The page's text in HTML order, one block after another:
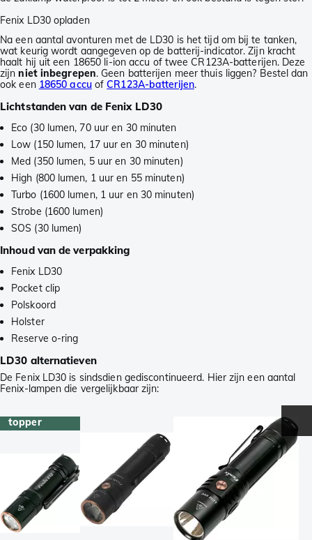
Fenix LD30 opladen
Na een aantal avonturen met de LD30 is het tijd om bij te tanken,
wat keurig wordt aangegeven op de batterij-indicator. Zijn kracht
haalt hij uit een 18650 li-ion accu of twee CR123A-batterijen. Deze
zijnniet inbegrepen. Geen batterijen meer thuis liggen? Bestel dan
ook een 18650 accuofCR123A-batterijen.
Lichtstanden van de Fenix LD30
Eco (30 lumen, 70 uur en 30 minuten
Low (150 lumen, 17 uur en 30 minuten)
Med (350 lumen, 5 uur en 30 minuten)
High (800 lumen, 1 uur en 55 minuten)
Turbo (1600 lumen, 1 uur en 30 minuten)
Strobe (1600 lumen)
SOS (30 lumen)
Inhoud van de verpakking
Fenix LD30
Pocket clip
Polskoord
Holster
Reserve o-ring
LD30 alternatieven
De Fenix LD30 is sindsdien gediscontinueerd. Hier zijn een aantal
Fenix-lampen die vergelijkbaar zijn:
topper